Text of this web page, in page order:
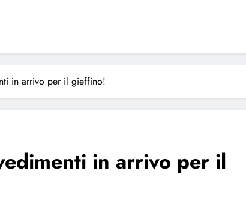
in arrivo per il gieffino!
in arrivo per il